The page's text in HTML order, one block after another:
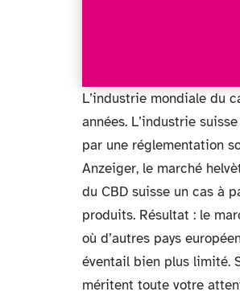
L’industrie mondiale du
années. L’industrie
par une réglementation
Anzeiger, le marché
du CBD suisse un cas à
produits. Résultat : le
où d’autres pays
éventail bien plus limité.
méritent toute votre